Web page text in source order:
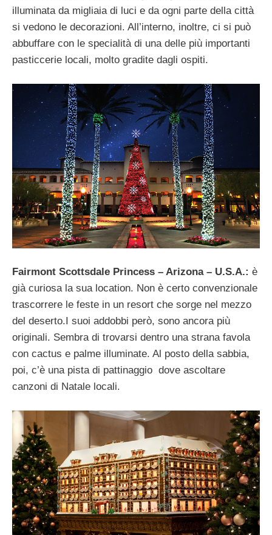
illuminata da migliaia di luci e da ogni parte della città
si vedono le decorazioni. All’interno, inoltre, ci si può
abbuffare con le specialità di una delle più importanti
pasticcerie locali, molto gradite dagli ospiti.
Fairmont Scottsdale Princess – Arizona – U.S.A.: è
già curiosa la sua location. Non è certo convenzionale
trascorrere le feste in un resort che sorge nel mezzo
del deserto.I suoi addobbi però, sono ancora più
originali. Sembra di trovarsi dentro una strana favola
con cactus e palme illuminate. Al posto della sabbia,
poi, c’è una pista di pattinaggio dove ascoltare
canzoni di Natale locali.